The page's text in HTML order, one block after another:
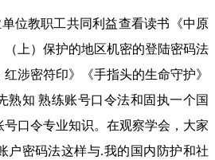
位教职工共同利益查看读书《中原
上）保护的地区机密的登陆密码法
涉密符印》《手指头的生命守护》
熟知 熟练账号口令法和固执一个国
口令专业知识。在观察学会，大家
户密码法这样与.我的国内防护和社